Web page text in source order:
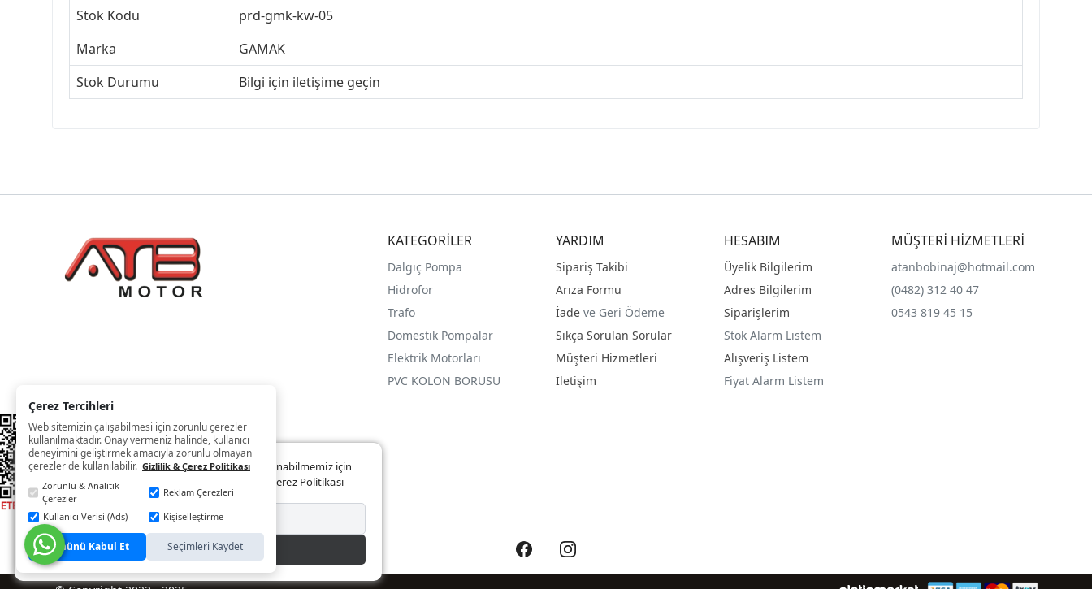
Web sitemizde size daha iyi ve kaliteli hizmet sunabilmemiz için
çerezler kullanılmaktadır. Detaylar:
Gizlilik ve Çerez Politikası
Reddet
Kabul Et
Stok Kodu
prd-gmk-kw-05
Marka
GAMAK
Stok Durumu
Bilgi için iletişime geçin
KATEGORİLER
Dalgıç Pompa
Hidrofor
Trafo
Domestik Pompalar
Elektrik Motorları
PVC KOLON BORUSU
YARDIM
Sipariş Takibi
Arıza Formu
İade ve Geri Ödeme
Sıkça Sorulan Sorular
Müşteri Hizmetleri
İletişim
HESABIM
Üyelik Bilgilerim
Adres Bilgilerim
Siparişlerim
Stok Alarm Listem
Alışveriş Listem
Fiyat Alarm Listem
MÜŞTERİ HİZMETLERİ
atanbobinaj@hotmail.com
(0482) 312 40 47
0543 819 45 15
© Copyright 2022 - 2025
Çerez Tercihleri
Web sitemizin çalışabilmesi için zorunlu çerezler
kullanılmaktadır. Onay vermeniz halinde, kullanıcı
deneyimini geliştirmek amacıyla zorunlu olmayan
çerezler de kullanılabilir. Gizlilik & Çerez Politikası
Zorunlu & Analitik
Çerezler
Reklam Çerezleri
Kullanıcı Verisi (Ads)
Kişiselleştirme
Tümünü Kabul Et Seçimleri Kaydet